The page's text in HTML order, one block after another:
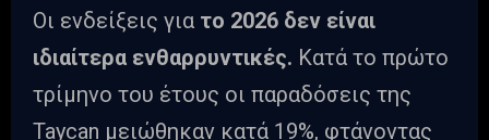
Οι ενδείξεις για το 2026 δεν είναι
ιδιαίτερα ενθαρρυντικές. Κατά το πρώτο
τρίμηνο του έτους οι παραδόσεις της
Taycan μειώθηκαν κατά 19%, φτάνοντας